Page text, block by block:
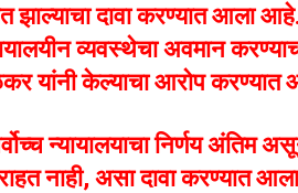
झाल्याचा दावा करण्यात आला
व्यवस्थेचा अवमान
यांनी केल्याचा आरोप
न्यायालयाचा निर्णय अंतिम
नाही, असा दावा करण्यात